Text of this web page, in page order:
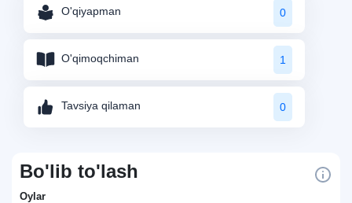
O'qiyapman 0
O'qimoqchiman 1
Tavsiya qilaman 0
Bo'lib to'lash
Oylar